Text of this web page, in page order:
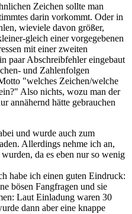
Zeichen sollte man
darin vorkommt. Oder in
wieviele davon größer,
gleich einer vorgegebenen
mit einer zweiten
paar Abschreibfehler eingebaut
und Zahlenfolgen
"welches Zeichen/welche
Also nichts, wozu man der
annähernd hätte gebrauchen
und wurde auch zum
Allerdings nehme ich an,
da es eben nur so wenig
habe ich einen guten Eindruck:
bösen Fangfragen und sie
Laut Einladung waren 30
dann aber eine knappe